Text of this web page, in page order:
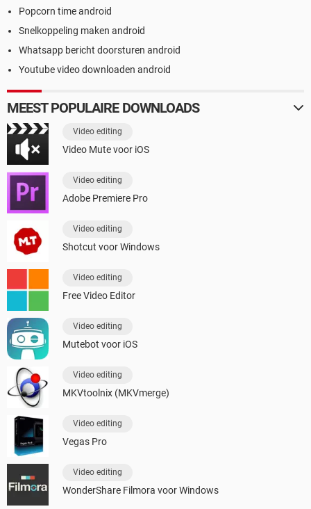
Popcorn time android
Snelkoppeling maken android
Whatsapp bericht doorsturen android
Youtube video downloaden android
MEEST POPULAIRE DOWNLOADS
Video editing
Video Mute voor iOS
Video editing
Adobe Premiere Pro
Video editing
Shotcut voor Windows
Video editing
Free Video Editor
Video editing
Mutebot voor iOS
Video editing
MKVtoolnix (MKVmerge)
Video editing
Vegas Pro
Video editing
WonderShare Filmora voor Windows